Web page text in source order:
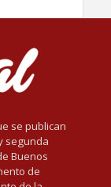
se publican
segunda
Buenos
de